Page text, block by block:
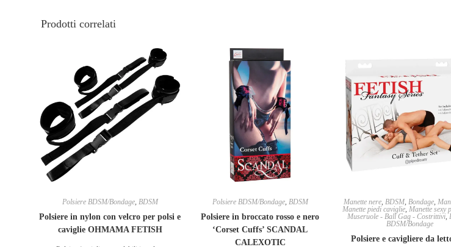
Prodotti correlati
Polsiere BDSM/Bondage, BDSM
Polsiere in nylon con velcro per polsi e
caviglie OHMAMA FETISH
Polsiere BDSM/Bondage, BDSM
Polsiere in broccato rosso e nero
‘Corset Cuffs’ SCANDAL
CALEXOTIC
Manette nere, BDSM, Bondage,
Manette piedi caviglie,Manette sexy
Museruole - Ball Gag - Costrittivi,
BDSM/Bondage
Polsiere e cavigliere da